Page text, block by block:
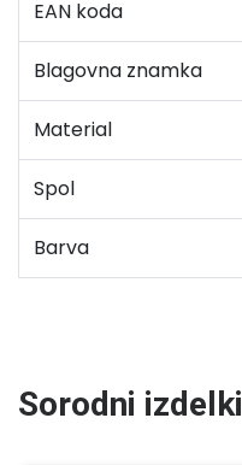
EAN koda
Blagovna znamka
Material
Spol
Barva
Sorodni izdelki